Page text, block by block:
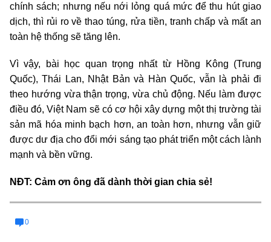
chính sách; nhưng nếu nới lỏng quá mức để thu hút giao
dịch, thì rủi ro về thao túng, rửa tiền, tranh chấp và mất an
toàn hệ thống sẽ tăng lên.
Vì vậy, bài học quan trọng nhất từ Hồng Kông (Trung
Quốc), Thái Lan, Nhật Bản và Hàn Quốc, vẫn là phải đi
theo hướng vừa thận trọng, vừa chủ động. Nếu làm được
điều đó, Việt Nam sẽ có cơ hội xây dựng một thị trường tài
sản mã hóa minh bạch hơn, an toàn hơn, nhưng vẫn giữ
được dư địa cho đổi mới sáng tạo phát triển một cách lành
mạnh và bền vững.
NĐT: Cảm ơn ông đã dành thời gian chia sẻ!
0